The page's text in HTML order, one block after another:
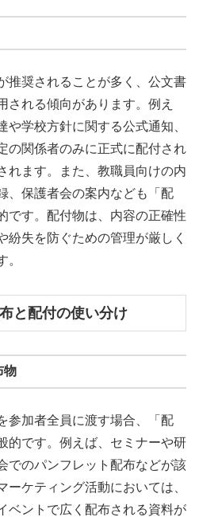
推奨されることが多く、公文書
される傾向があります。例え
や学校方針に関する公式通知、
の関係者のみに正式に配付され
れます。また、教職員向けの内
、保護者会の案内なども「配
です。配付物は、内容の正確性
紛失を防ぐための管理が厳しく
。
と配付の使い分け
物
参加者全員に渡す場合、「配
的です。例えば、セミナーや研
でのパンフレット配布などが該
ーケティング活動においては、
ベントで広く配布される資料が